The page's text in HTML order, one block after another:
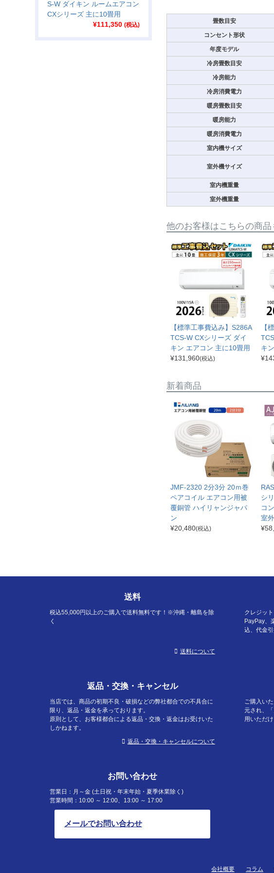
S-W ダイキン ルームエアコン
CXシリーズ 主に10畳用
¥111,350 (税込)
畳数目安
コンセント形状
年度モデル
冷房畳数目安
冷房能力
冷房消費電力
暖房畳数目安
暖房能力
暖房消費電力
室内機サイズ
室外機サイズ
室内機重量
室外機重量
他のお客様はこちらの商
【標準工事費込み】S286A
TCS-W CXシリーズ ダイ
キン エアコン 主に10畳用
¥131,960(税込)
【
キ
¥
新着商品
JMF-2320 2分3分 20ｍ巻
ペアコイル エアコン用被
覆銅管 ハイリャンジャパ
ン
¥20,480(税込)
シ
コ
室
¥
送料
税込55,000円以上のご購入で送料無料です！※沖縄・離島を除
く
送料について
クレジッ
PayPay、
込、代金
返品・交換・キャンセル
当店では、商品の初期不良・破損などの弊社都合での不具合に
限り、返品・返金を承っております。
原則として、お客様都合による返品・交換・返金はお受けいた
しかねます。
返品・交換・キャンセルについて
ご購入い
元され、
用いただけ
お問い合わせ
営業日：月～金 (土日祝・年末年始・夏季休業除く)
営業時間：10:00 ～ 12:00、13:00 ～ 17:00
メールでお問い合わせ
会社概要 コラム